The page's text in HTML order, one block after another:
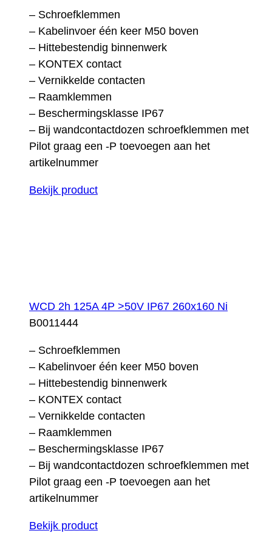
– Schroefklemmen
– Kabelinvoer één keer M50 boven
– Hittebestendig binnenwerk
– KONTEX contact
– Vernikkelde contacten
– Raamklemmen
– Beschermingsklasse IP67
– Bij wandcontactdozen schroefklemmen met
Pilot graag een -P toevoegen aan het
artikelnummer
Bekijk product
WCD 2h 125A 4P >50V IP67 260x160 Ni
B0011444
– Schroefklemmen
– Kabelinvoer één keer M50 boven
– Hittebestendig binnenwerk
– KONTEX contact
– Vernikkelde contacten
– Raamklemmen
– Beschermingsklasse IP67
– Bij wandcontactdozen schroefklemmen met
Pilot graag een -P toevoegen aan het
artikelnummer
Bekijk product